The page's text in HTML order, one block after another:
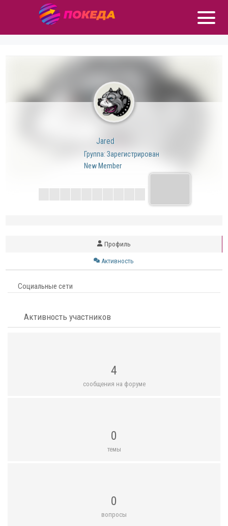
Jared
Группа: Зарегистрирован
New Member
Профиль
Активность
Социальные сети
Активность участников
4
сообщения на форуме
0
темы
0
вопросы